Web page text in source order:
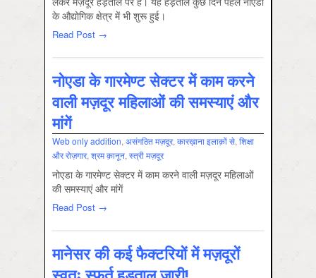
के औद्योगिक क्षेत्र में भी शुरू हुई।
Read Post →
नोएडा के गारमेण्ट सेक्टर में काम करने
वाली मज़दूर महि‍लाओं की समस्याएं और
मांगें
Web only addition, असंगठित मज़दूर, कारख़ाना इलाक़ों से, शिक्षा
और रोज़गार, श्रम क़ानून, स्‍त्री मज़दूर
नोएडा के गारमेण्ट सेक्टर में काम करने वाली मज़दूर महि‍लाओं
की समस्याएं और मांगें
Read Post →
मानेसर की कई फैक्टरियों में मज़दूरों